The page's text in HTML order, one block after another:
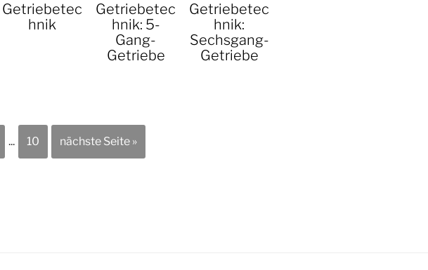
Getriebetec
hnik
Getriebetec
hnik: 5-
Gang-
Getriebe
Getriebetec
hnik:
Sechsgang-
Getriebe
... 10 nächste Seite »